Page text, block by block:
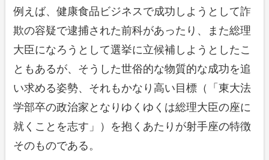
例えば、健康食品ビジネスで成功しようとして詐
欺の容疑で逮捕された前科があったり、また総理
大臣になろうとして選挙に立候補しようとしたこ
ともあるが、そうした世俗的な物質的な成功を追
い求める姿勢、それもかなり高い目標（「東大法
学部卒の政治家となりゆくゆくは総理大臣の座に
就くことを志す」）を抱くあたりが射手座の特徴
そのものである。